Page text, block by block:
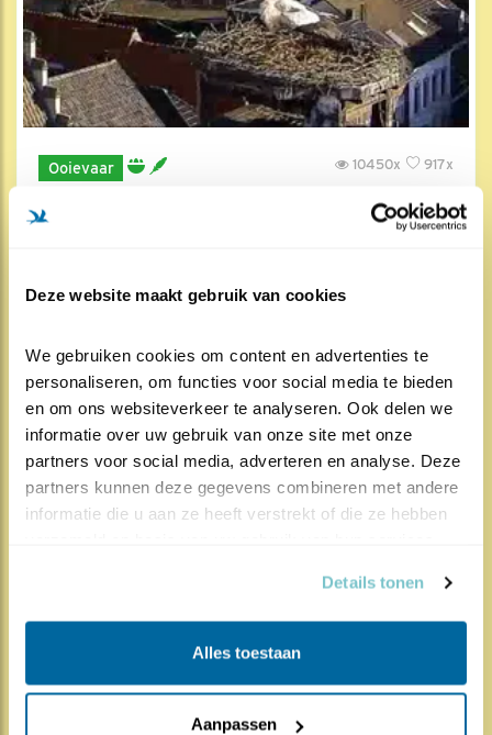
Deze website maakt gebruik van cookies
We gebruiken cookies om content en advertenties te
personaliseren, om functies voor social media te bieden
en om ons websiteverkeer te analyseren. Ook delen we
informatie over uw gebruik van onze site met onze
partners voor social media, adverteren en analyse. Deze
partners kunnen deze gegevens combineren met andere
informatie die u aan ze heeft verstrekt of die ze hebben
Details tonen
Alles toestaan
Aanpassen
Ooievaar 917x
10450x
Pas op je eieren Ma